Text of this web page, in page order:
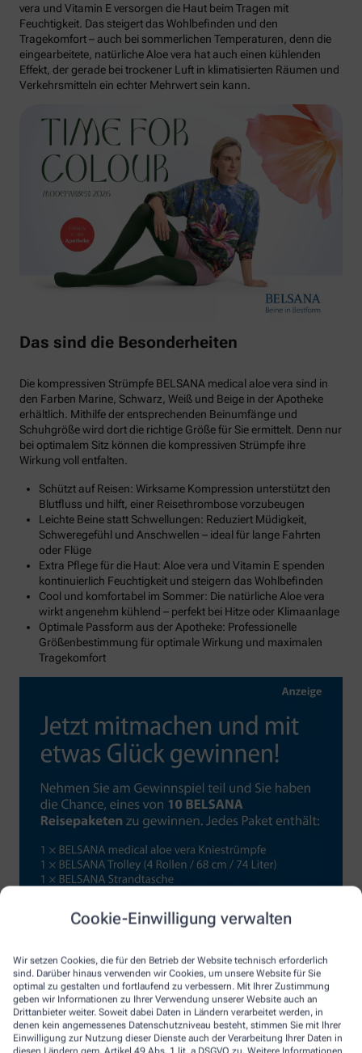
Cookie-Einwilligung verwalten
Wir setzen Cookies, die für den Betrieb der Website technisch erforderlich
sind. Darüber hinaus verwenden wir Cookies, um unsere Website für Sie
optimal zu gestalten und fortlaufend zu verbessern. Mit Ihrer Zustimmung
geben wir Informationen zu Ihrer Verwendung unserer Website auch an
Drittanbieter weiter. Soweit dabei Daten in Ländern verarbeitet werden, in
denen kein angemessenes Datenschutzniveau besteht, stimmen Sie mit Ihrer
Einwilligung zur Nutzung dieser Dienste auch der Verarbeitung Ihrer Daten in
vera und Vitamin E versorgen die Haut beim Tragen mit
Feuchtigkeit. Das steigert das Wohlbefinden und den
Tragekomfort – auch bei sommerlichen Temperaturen, denn die
eingearbeitete, natürliche Aloe vera hat auch einen kühlenden
Effekt, der gerade bei trockener Luft in klimatisierten Räumen und
Verkehrsmitteln ein echter Mehrwert sein kann.
Das sind die Besonderheiten
Die kompressiven Strümpfe BELSANA medical aloe vera sind in
den Farben Marine, Schwarz, Weiß und Beige in der Apotheke
erhältlich. Mithilfe der entsprechenden Beinumfänge und
Schuhgröße wird dort die richtige Größe für Sie ermittelt. Denn nur
bei optimalem Sitz können die kompressiven Strümpfe ihre
Wirkung voll entfalten.
Schützt auf Reisen: Wirksame Kompression unterstützt den
Blutfluss und hilft, einer Reisethrombose vorzubeugen
Leichte Beine statt Schwellungen: Reduziert Müdigkeit,
Schweregefühl und Anschwellen – ideal für lange Fahrten
oder Flüge
Extra Pflege für die Haut: Aloe vera und Vitamin E spenden
kontinuierlich Feuchtigkeit und steigern das Wohlbefinden
Cool und komfortabel im Sommer: Die natürliche Aloe vera
wirkt angenehm kühlend – perfekt bei Hitze oder Klimaanlage
Optimale Passform aus der Apotheke: Professionelle
Größenbestimmung für optimale Wirkung und maximalen
Tragekomfort